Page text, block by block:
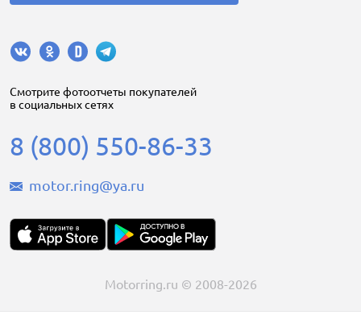
Cмотрите фотоотчеты покупателей
в социальных сетях
8 (800) 550-86-33
motor.ring@ya.ru
Motorring.ru © 2008-2026